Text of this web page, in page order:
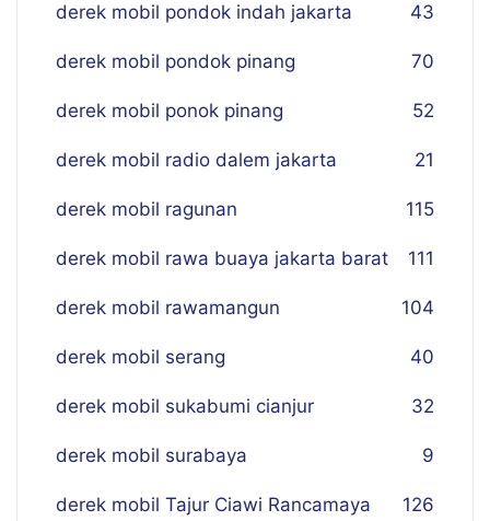
derek mobil pondok indah jakarta 43
derek mobil pondok pinang 70
derek mobil ponok pinang 52
derek mobil radio dalem jakarta 21
derek mobil ragunan 115
derek mobil rawa buaya jakarta barat 111
derek mobil rawamangun 104
derek mobil serang 40
derek mobil sukabumi cianjur 32
derek mobil surabaya 9
derek mobil Tajur Ciawi Rancamaya 126